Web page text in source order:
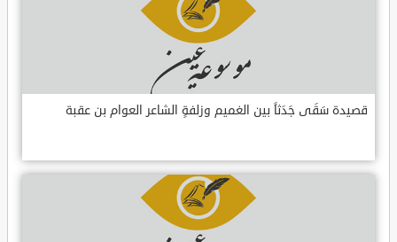
قصيدة سَقَى جَدَثاً بين الغميم وزلفةٍ الشاعر العوام بن عقبة